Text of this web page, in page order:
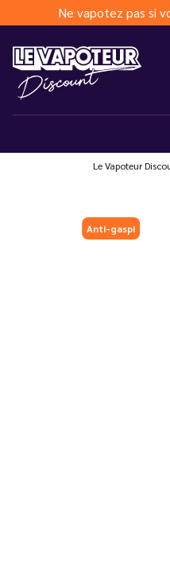
Ne vapotez pas si
Le Vapoteur
Anti-gaspi